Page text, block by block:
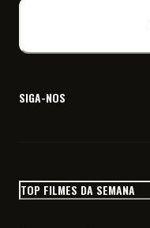
SIGA-NOS
TOP FILMES DA SEMANA